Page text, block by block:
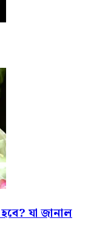
যা জানাল